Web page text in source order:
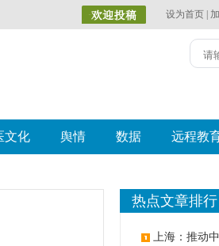
设为首页
文化 舆情 数据 远程教
热点文章排行
上海：推动